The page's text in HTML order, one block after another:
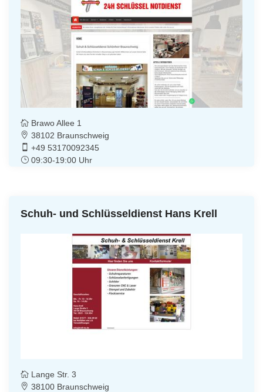
Brawo Allee 1
38102 Braunschweig
+49 53170092345
09:30-19:00 Uhr
Schuh- und Schlüsseldienst Hans Krell
Lange Str. 3
38100 Braunschweig